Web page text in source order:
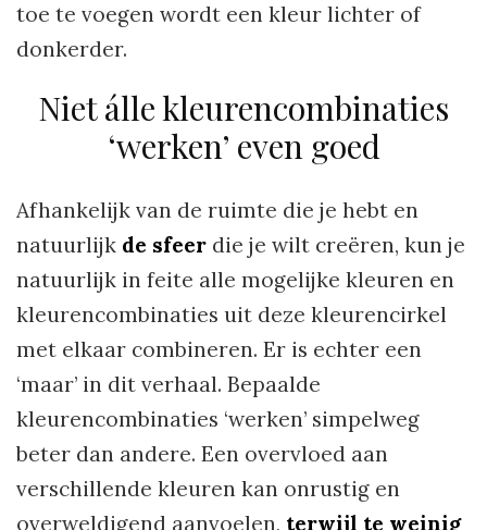
toe te voegen wordt een kleur lichter of
donkerder.
Niet álle kleurencombinaties
‘werken’ even goed
Afhankelijk van de ruimte die je hebt en
natuurlijk de sfeer die je wilt creëren, kun je
natuurlijk in feite alle mogelijke kleuren en
kleurencombinaties uit deze kleurencirkel
met elkaar combineren. Er is echter een
‘maar’ in dit verhaal. Bepaalde
kleurencombinaties ‘werken’ simpelweg
beter dan andere. Een overvloed aan
verschillende kleuren kan onrustig en
overweldigend aanvoelen, terwijl te weinig